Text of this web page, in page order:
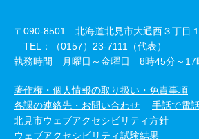
〒090-8501 北海道北見市大通西３丁目１
TEL：（0157）23-7111（代表）
執務時間 月曜日～金曜日 8時45分～17
著作権・個人情報の取り扱い・免責事項
各課の連絡先・お問い合わせ
手話で電
北見市ウェブアクセシビリティ方針
ウェブアクセシビリティ試験結果